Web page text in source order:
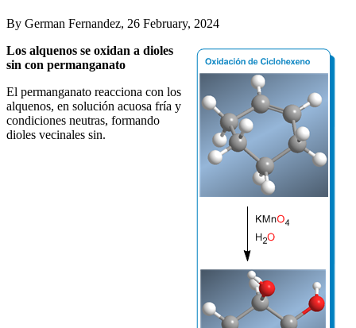
By German Fernandez, 26 February, 2024
Los alquenos se oxidan a dioles
sin con permanganato
El permanganato reacciona con los
alquenos, en solución acuosa fría y
condiciones neutras, formando
dioles vecinales sin.